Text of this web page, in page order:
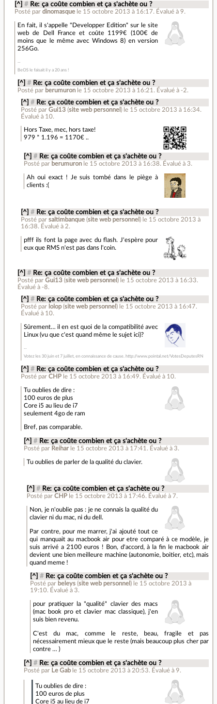
[^] # Re: ça coûte combien et ça s'achète ou ?
Posté par dinomasque le 15 octobre 2013 à 16:17. Évalué à 9.
En fait, il s'appelle "Developper Edition" sur le site
web de Dell France et coûte 1199€ (100€ de
moins que le même avec Windows 8) en version
256Go.
BeOS le faisait il y a 20 ans !
[^] # Re: ça coûte combien et ça s'achète ou ?
Posté par berumuron le 15 octobre 2013 à 16:21 . Évalué à -2.
[^] # Re: ça coûte combien et ça s'achète ou ?
Posté par Gui13(site web personnel ) le 15 octobre 2013 à 16:34.
Évalué à 10.
Hors Taxe, mec, hors taxe!
979 * 1.196 = 1170€ ..
[^] # Re: ça coûte combien et ça s'achète ou ?
Posté par berumuron le 15 octobre 2013 à 16:38. Évalué à 3.
Ah oui exact ! Je suis tombé dans le piège à
clients :(
[^] # Re: ça coûte combien et ça s'achète ou ?
Posté par saltimbanque(site web personnel ) le 15 octobre 2013 à
16:38. Évalué à 2.
pfff ils font la page avec du flash. J'espère pour
eux que RMS n'est pas dans l'coin.
[^] # Re: ça coûte combien et ça s'achète ou ?
Posté parGui13 (site web personnel ) le 15 octobre 2013 à 16:33.
Évalué à -8.
[^] # Re: ça coûte combien et ça s'achète ou ?
Posté par lolop(site web personnel ) le 15 octobre 2013 à 16:47.
Évalué à 10.
Sûrement… il en est quoi de la compatibilité avec
Linux (vu que c'est quand même le sujet ici)?
Votez les 30 juin et 7 juillet, en connaissance de cause. http://www.pointal.net/VotesDeputesRN
[^] # Re: ça coûte combien et ça s'achète ou ?
Posté par CHP le 15 octobre 2013 à 16:49. Évalué à 10.
Tu oublies de dire :
100 euros de plus
Core i5 au lieu de i7
seulement 4go de ram
Bref, pas comparable.
[^] # Re: ça coûte combien et ça s'achète ou ?
Posté par Reihar le 15 octobre 2013 à 17:41 . Évalué à 3.
Tu oublies de parler de la qualité du clavier.
[^] # Re: ça coûte combien et ça s'achète ou ?
Posté parCHP le 15 octobre 2013 à 17:46. Évalué à7.
Non, je n'oublie pas : je ne connais la qualité du
clavier ni du mac, ni du dell.
Par contre, pour me marrer, j'ai ajouté tout ce
qui manquait au macbook air pour etre comparé à ce modèle, je
suis arrivé a 2100 euros ! Bon, d'accord, à la fin le macbook air
devient une bien meilleure machine (autonomie, boitier, etc), mais
quand meme !
[^] # Re: ça coûte combien et ça s'achète ou ?
Posté par beleys(site web personnel ) le 15 octobre 2013 à
19:10. Évalué à 3.
pour pratiquer la "qualité" clavier des macs
(mac book pro et clavier mac classique), j'en
suis bien revenu.
C'est du mac, comme le reste, beau, fragile et pas
nécessairement mieux que le reste (mais beaucoup plus cher par
contre … )
[^] # Re: ça coûte combien et ça s'achète ou ?
Posté par Le Gab le 15 octobre 2013 à 20:53. Évalué à 9.
Tu oublies de dire :
100 euros de plus
Core i5 au lieu de i7